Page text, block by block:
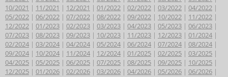
10/2021 | 11/2021 | 12/2021 | 01/2022 | 02/2022 | 03/2022 | 04/2022 |
05/2022 | 06/2022 | 07/2022 | 08/2022 | 09/2022 | 10/2022 | 11/2022 |
12/2022 | 01/2023 | 02/2023 | 03/2023 | 04/2023 | 05/2023 | 06/2023 |
07/2023 | 08/2023 | 09/2023 | 10/2023 | 11/2023 | 12/2023 | 01/2024 |
02/2024 | 03/2024 | 04/2024 | 05/2024 | 06/2024 | 07/2024 | 08/2024 |
09/2024 | 10/2024 | 11/2024 | 12/2024 | 01/2025 | 02/2025 | 03/2025 |
04/2025 | 05/2025 | 06/2025 | 07/2025 | 08/2025 | 09/2025 | 10/2025 |
12/2025 | 01/2026 | 02/2026 | 03/2026 | 04/2026 | 05/2026 | 06/2026 |